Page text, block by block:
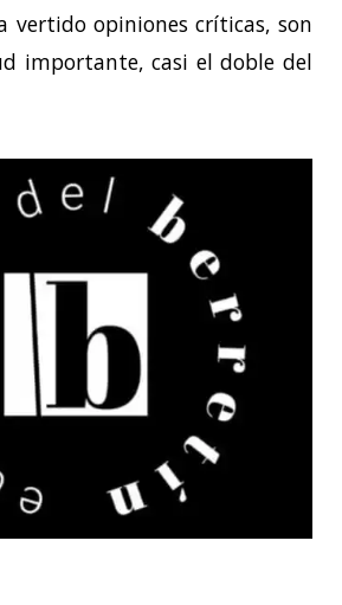
vertido opiniones críticas, son
importante, casi el doble del